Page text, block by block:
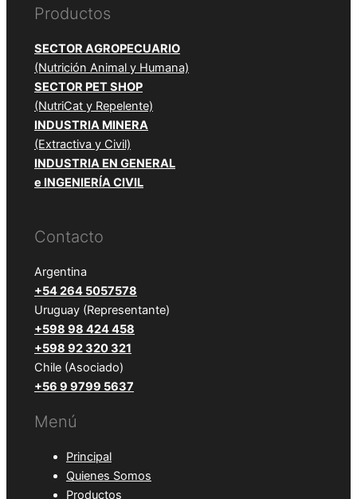
Productos
SECTOR AGROPECUARIO
(Nutrición Animal y Humana)
SECTOR PET SHOP
(NutriCat y Repelente)
INDUSTRIA MINERA
(Extractiva y Civil)
INDUSTRIA EN GENERAL
e INGENIERÍA CIVIL
Contacto
Argentina
+54 264 5057578
Uruguay (Representante)
+598 98 424 458
+598 92 320 321
Chile (Asociado)
+56 9 9799 5637
Menú
Principal
Quienes Somos
Productos